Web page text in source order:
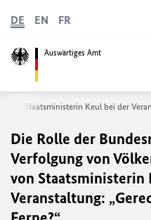
Auswärtiges Amt
DE EN FR
Staatsministerin Keul bei der
Die Rolle der
Verfolgung von
von Staatsministerin
Veranstaltung: